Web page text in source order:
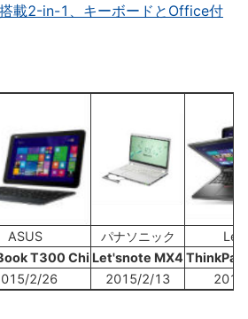
載2-in-1、キーボードとOffice付
ASUS パナソニック
T300 Chi Let'snote MX4ThinkPad
2/26 2015/2/13